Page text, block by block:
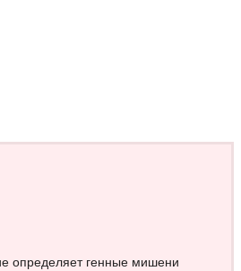
определяет генные мишени